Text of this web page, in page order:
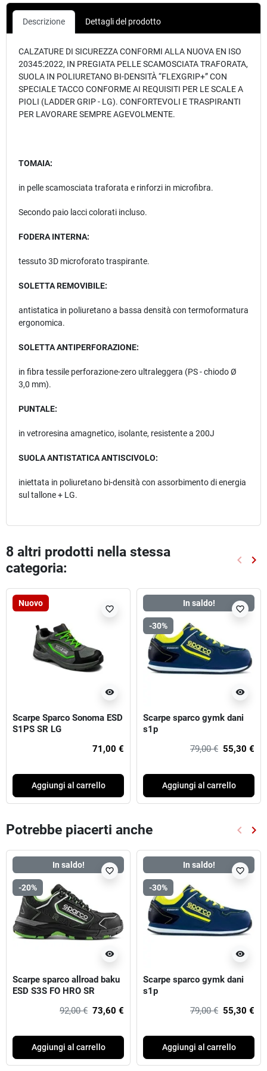
Descrizione Dettagli del prodotto
CALZATURE DI SICUREZZA CONFORMI ALLA NUOVA EN ISO
20345:2022, IN PREGIATA PELLE SCAMOSCIATA TRAFORATA,
SUOLA IN POLIURETANO BI-DENSITÀ “FLEXGRIP+” CON
SPECIALE TACCO CONFORME AI REQUISITI PER LE SCALE A
PIOLI (LADDER GRIP - LG). CONFORTEVOLI E TRASPIRANTI
PER LAVORARE SEMPRE AGEVOLMENTE.
TOMAIA:
in pelle scamosciata traforata e rinforzi in microfibra.
Secondo paio lacci colorati incluso.
FODERA INTERNA:
tessuto 3D microforato traspirante.
SOLETTA REMOVIBILE:
antistatica in poliuretano a bassa densità con termoformatura
ergonomica.
SOLETTA ANTIPERFORAZIONE:
in fibra tessile perforazione-zero ultraleggera (PS - chiodo Ø
3,0 mm).
PUNTALE:
in vetroresina amagnetico, isolante, resistente a 200J
SUOLA ANTISTATICA ANTISCIVOLO:
iniettata in poliuretano bi-densità con assorbimento di energia
sul tallone + LG.
8 altri prodotti nella stessa
categoria:
keyboard_arrow_left keyboard_arrow_right
Nuovo
visibility
favorite_border
Scarpe Sparco Sonoma ESD
S1PS SR LG
71,00 €
Aggiungi al carrello
In saldo!
-30%
visibility
favorite_border
Scarpe sparco gymk dani
s1p
79,00 € 55,30 €
Aggiungi al carrello
Potrebbe piacerti anche keyboard_arrow_left keyboard_arrow_right
In saldo!
-20%
visibility
favorite_border
Scarpe sparco allroad baku
ESD S3S FO HRO SR
92,00 € 73,60 €
Aggiungi al carrello
In saldo!
-30%
visibility
favorite_border
Scarpe sparco gymk dani
s1p
79,00 € 55,30 €
Aggiungi al carrello